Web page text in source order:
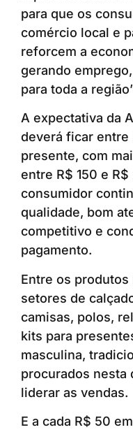
para que os
comércio local e
reforcem a
gerando
para toda a
A expectativa da
deverá ficar entre
presente, com
entre R$ 150 e
consumidor
qualidade, bom
competitivo e
pagamento.
Entre os
setores de
camisas, polos,
kits para
masculina,
procurados nesta
liderar as vendas.
E a cada R$ 50